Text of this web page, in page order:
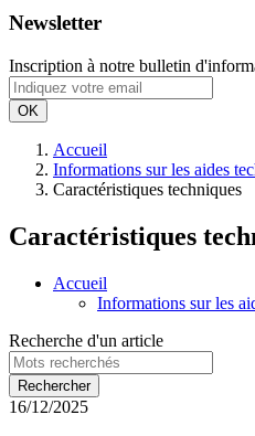
Newsletter
Inscription à notre bulletin
OK
Accueil
Informations sur les aides
Caractéristiques techniques
Caractéristiques
Accueil
Informations sur les
Recherche d'un article
16/12/2025